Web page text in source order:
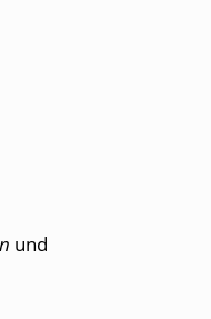
und